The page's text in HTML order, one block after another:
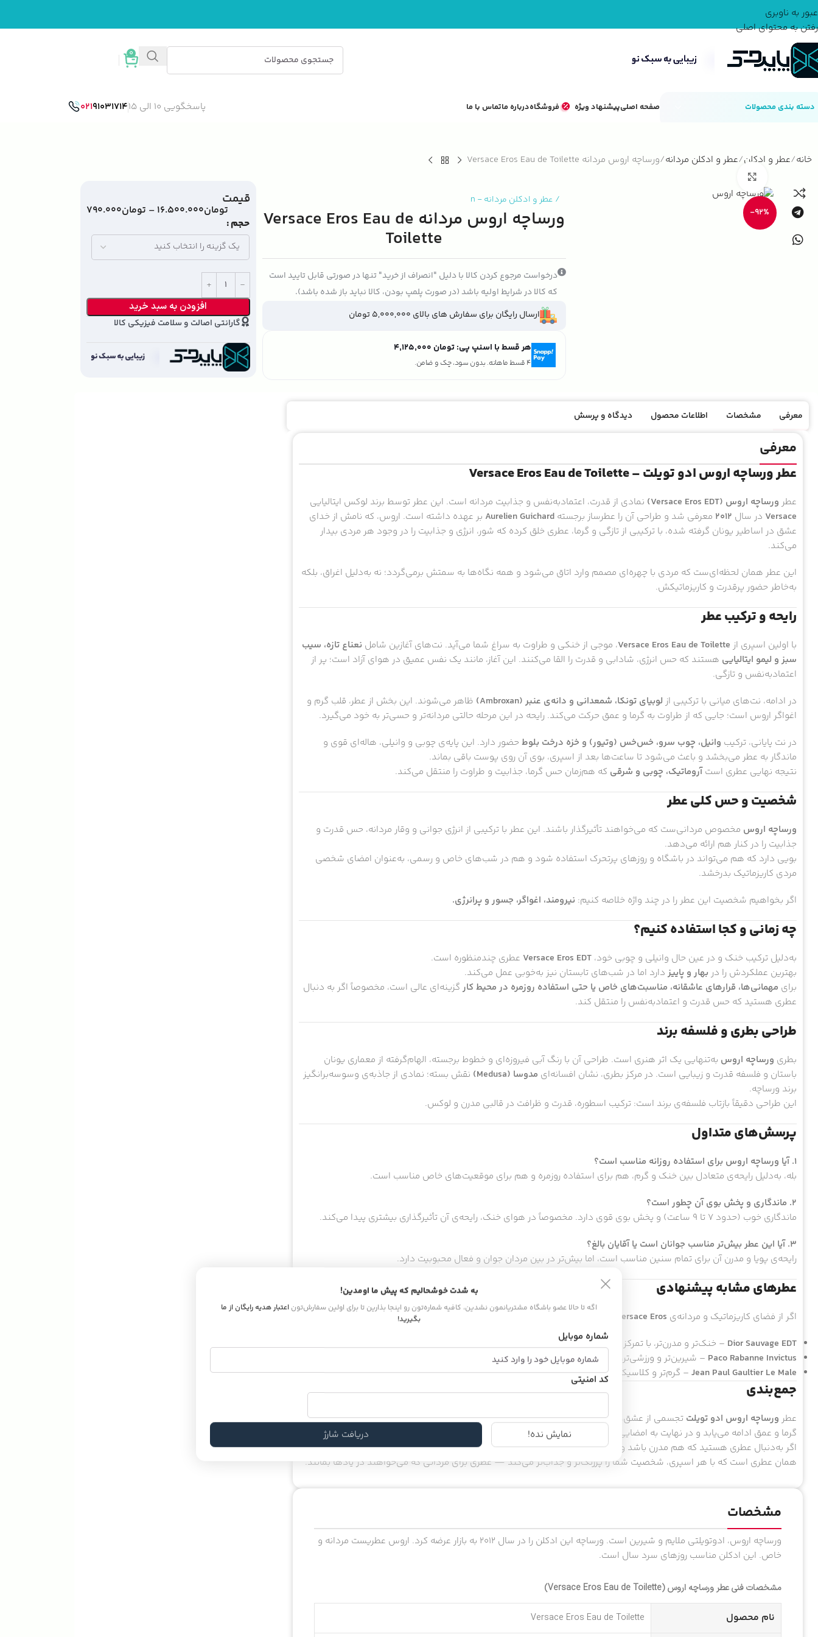
عبور به ناوبری
رفتن به محتوای اصلی
0
دسته بندی محصولات صفحه اصلیپیشنهاد ویژه فروشگاهدرباره ماتماس با ما پاسخگویی 10 الی 15 02191031714
خانه عطر و ادکلن عطر و ادکلن مردانه ورساچه اروس مردانه Versace Eros Eau de Toilette
-92%
/ عطر و ادکلن مردانه-
n
ورساچه اروس مردانه Versace Eros Eau de
Toilette
درخواست مرجوع کردن کالا با دلیل "انصراف از خرید" تنها در صورتی قابل تایید است
که کالا در شرایط اولیه باشد (در صورت پلمپ بودن، کالا نباید باز شده باشد).
ارسال رایگان برای سفارش های بالای 5,000,000 تومان
هر قسط با اسنپ پی:تومان ۴٬۱۲۵٬۰۰۰
4 قسط ماهانه. بدون سود، چک و ضامن.
قیمت
تومان۱۶.۵۰۰.۰۰۰ – تومان۷۹۰.۰۰۰
حجم
افزودن به سبد خرید
گارانتی اصالت و سلامت فیزیکی کالا
معرفی مشخصات اطلاعات محصول دیدگاه و پرسش
معرفی
عطر ورساچه اروس ادو تویلت – Versace Eros Eau de Toilette
عطر ورساچه اروس (Versace Eros EDT)
نمادی از قدرت، اعتماد‌به‌نفس و جذابیت مردانه است. این عطر توسط برند لوکس ایتالیایی
Versace در سال ۲۰۱۲ معرفی شد و طراحی آن را عطرساز برجسته Aurelien Guichard بر عهده داشته است. اروس، که نامش از خدای
عشق در اساطیر یونان گرفته شده، با ترکیبی از تازگی و گرما، عطری خلق کرده که شور، انرژی و جذابیت را در وجود هر مردی بیدار
می‌کند.
این عطر همان لحظه‌ای‌ست که مردی با چهره‌ای مصمم وارد اتاق می‌شود و همه نگاه‌ها به سمتش برمی‌گردد؛ نه به‌دلیل اغراق، بلکه
به‌خاطر حضور پرقدرت و کاریزماتیکش.
رایحه و ترکیب عطر
با اولین اسپری از Versace Eros Eau de Toilette، موجی از خنکی و طراوت به سراغ شما می‌آید. نت‌های آغازین شامل نعناع تازه، سیب
سبز و لیمو ایتالیایی هستند که حس انرژی، شادابی و قدرت را القا می‌کنند. این آغاز، مانند یک نفس عمیق در هوای آزاد است؛ پر از
اعتماد‌به‌نفس و تازگی.
در ادامه، نت‌های میانی با ترکیبی از لوبیای تونکا، شمعدانی و دانه‌ی عنبر (Ambroxan)
ظاهر می‌شوند. این بخش از عطر، قلب گرم و
اغواگر اروس است؛ جایی که از طراوت به گرما و عمق حرکت می‌کند. رایحه در این مرحله حالتی مردانه‌تر و حسی‌تر به خود می‌گیرد.
در نت پایانی، ترکیب وانیل، چوب سرو، خس‌خس (وتیور) و خزه درخت بلوط حضور دارد. این پایه‌ی چوبی و وانیلی، هاله‌ای قوی و
ماندگار به عطر می‌بخشد و باعث می‌شود تا ساعت‌ها بعد از اسپری، بوی آن روی پوست باقی بماند.
نتیجه نهایی عطری استآروماتیک، چوبی و شرقی که هم‌زمان حس گرما، جذابیت و طراوت را منتقل می‌کند.
شخصیت و حس کلی عطر
ورساچه اروس مخصوص مردانی‌ست که می‌خواهند تأثیرگذار باشند. این عطر با ترکیبی از انرژی جوانی و وقار مردانه، حس قدرت و
جذابیت را در کنار هم ارائه می‌دهد.
بویی دارد که هم می‌تواند در باشگاه و روزهای پرتحرک استفاده شود و هم در شب‌های خاص و رسمی، به‌عنوان امضای شخصی
مردی کاریزماتیک بدرخشد.
اگر بخواهیم شخصیت این عطر را در چند واژه خلاصه کنیم: نیرومند، اغواگر، جسور و پرانرژی.
چه زمانی و کجا استفاده کنیم؟
به‌دلیل ترکیب خنک و در عین حال وانیلی و چوبی خود، Versace Eros EDT عطری چند‌منظوره است.
بهترین عملکردش را در بهار و پاییز دارد اما در شب‌های تابستان نیز به‌خوبی عمل می‌کند.
برای مهمانی‌ها، قرارهای عاشقانه، مناسبت‌های خاص یا حتی استفاده روزمره در محیط کار گزینه‌ای عالی است، مخصوصاً اگر به دنبال
عطری هستید که حس قدرت و اعتماد‌به‌نفس را منتقل کند.
طراحی بطری و فلسفه برند
بطری ورساچه اروس به‌تنهایی یک اثر هنری است. طراحی آن با رنگ آبی فیروزه‌ای و خطوط برجسته، الهام‌گرفته از معماری یونان
باستان و فلسفه قدرت و زیبایی است. در مرکز بطری، نشان افسانه‌ای مدوسا (Medusa)
نقش بسته؛ نمادی از جاذبه‌ی وسوسه‌برانگیز
برند ورساچه.
این طراحی دقیقاً بازتاب فلسفه‌ی برند است: ترکیب اسطوره، قدرت و ظرافت در قالبی مدرن و لوکس.
پرسش‌های متداول
۱. آیا ورساچه اروس برای استفاده روزانه مناسب است؟
بله، به‌دلیل رایحه‌ی متعادل بین خنک و گرم، هم برای استفاده روزمره و هم برای موقعیت‌های خاص مناسب است.
۲. ماندگاری و پخش بوی آن چطور است؟
ماندگاری خوب (حدود ۷ تا ۹ ساعت) و پخش بوی قوی دارد. مخصوصاً در هوای خنک، رایحه‌ی آن تأثیرگذاری بیشتری پیدا می‌کند.
۳. آیا این عطر بیش‌تر مناسب جوانان است یا آقایان بالغ؟
رایحه‌ی پویا و مدرن آن برای تمام سنین مناسب است، اما بیش‌تر در بین مردان جوان و فعال محبوبیت دارد.
عطرهای مشابه پیشنهادی
اگر از فضای کاریزماتیک و مردانه‌ی Versace Eros
خوشتان آمده، این عطرها نیز برایتان جذاب خواهند بود:
Dior Sauvage EDT – خنک‌تر و مدرن‌تر، با تمرکز بر فلفل و آمبروکسان.
Paco Rabanne Invictus – شیرین‌تر و ورزشی‌تر، با حس رقابت و انرژی بیشتر.
Jean Paul Gaultier Le Male – گرم‌تر و کلاسیک‌تر با محوریت وانیل و اسطوخودوس.
جمع‌بندی
عطر ورساچه اروس ادو تویلت تجسمی از عشق، قدرت و اعتماد‌به‌نفس مردانه است. رایحه‌ای که از خنکی و شادابی آغاز می‌شود، با
گرما و عمق ادامه می‌یابد و در نهایت به امضایی قوی و اغواگر تبدیل می‌شود.
اگر به‌دنبال عطری هستید که هم مدرن باشد و هم ماندگار، هم قابل‌استفاده در روز و هم مناسب برای شب،Versace Eros EDT
همان عطری است که با هر اسپری، شخصیت شما را پررنگ‌تر و جذاب‌تر می‌کند — عطری برای مردانی که می‌خواهند در یادها بمانند.
مشخصات
ورساچه اروس، ادوتویلتی ملایم و شیرین است. ورساچه این ادکلن را در سال ۲۰۱۲ به بازار عرضه کرد. اروس عطریست مردانه و
خاص. این ادکلن مناسب روزهای سرد سال است.
مشخصات فنی عطر ورساچه اروس (Versace Eros Eau de Toilette)
نام محصول Versace Eros Eau de Toilette
به شدت خوشحالیم که پیش ما اومدین!
اگه تا حالا عضو باشگاه مشتریانمون نشدین، کافیه شماره‌تون رو اینجا بذارین تا برای اولین سفارش‌تون اعتبار هدیه رایگان از ما
بگیرید!
شماره موبایل
کد امنیتی
نمایش نده! دریافت شارژ